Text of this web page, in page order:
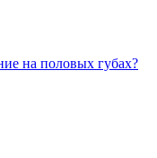
на половых губах?